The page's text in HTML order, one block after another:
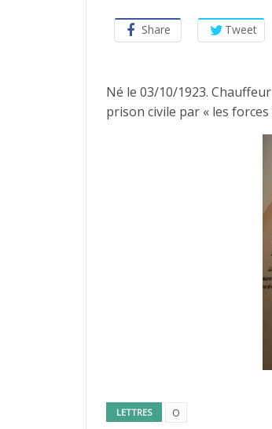
Share Tweet
Né le 03/10/1923.
prison civile par « les forces
LETTRES O